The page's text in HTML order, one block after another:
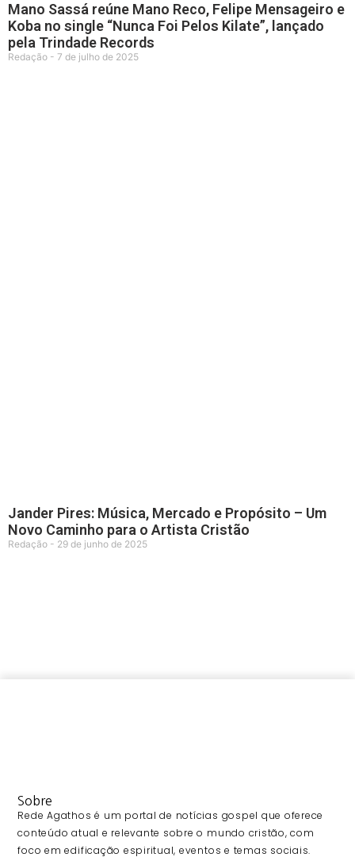
Mano Sassá reúne Mano Reco, Felipe Mensageiro e
Koba no single “Nunca Foi Pelos Kilate”, lançado
pela Trindade Records
Redação 7 de julho de 2025
Jander Pires: Música, Mercado e Propósito – Um
Novo Caminho para o Artista Cristão
Redação 29 de junho de 2025
Sobre
Rede Agathos é um portal de notícias gospel que oferece
conteúdo atual e relevante sobre o mundo cristão, com
foco em edificação espiritual, eventos e temas sociais.